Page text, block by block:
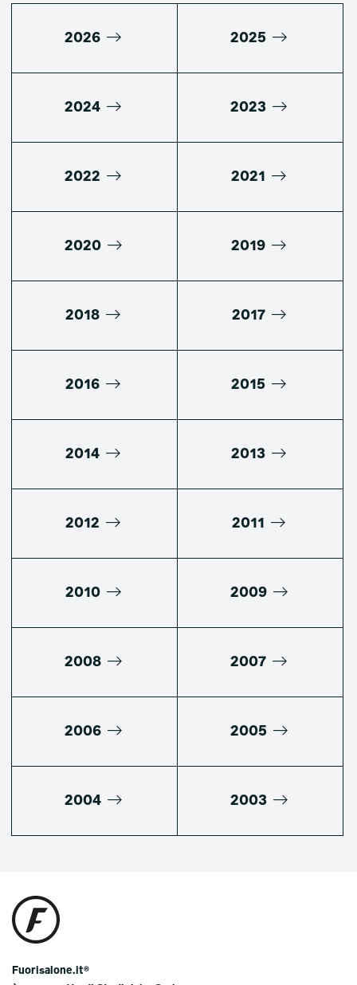
2026 2025
2024 2023
2022 2021
2020 2019
2018 2017
2016 2015
2014 2013
2012 2011
2010 2009
2008 2007
2006 2005
2004 2003
Fuorisalone.it®